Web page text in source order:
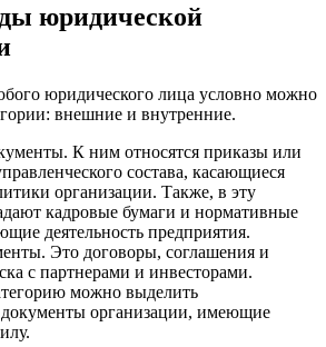
юридической
юридического лица условно можно
внешние и внутренние.
К ним относятся приказы или
состава, касающиеся
организации. Также, в эту
кадровые бумаги и нормативные
деятельность предприятия.
Это договоры, соглашения и
с партнерами и инвесторами.
можно выделить
документы организации, имеющие